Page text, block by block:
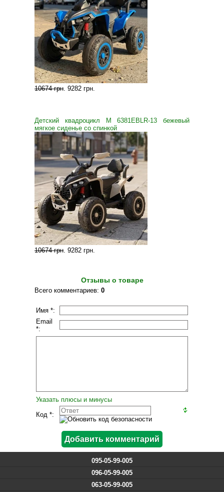
10674 грн. 9282 грн.
Детский квадроцикл M 6381EBLR-13 бежевый
мягкое сиденье со спинкой
10674 грн. 9282 грн.
Отзывы о товаре
Всего комментариев: 0
Имя *:
Email
*:
Указать плюсы и минусы
Код *:
095-05-99-005
096-05-99-005
063-05-99-005